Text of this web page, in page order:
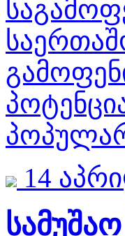
14